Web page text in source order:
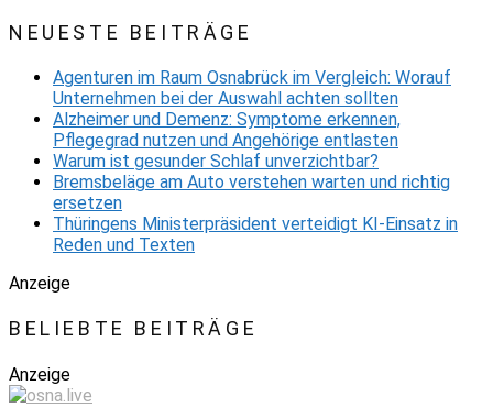
NEUESTE BEITRÄGE
Agenturen im Raum Osnabrück im Vergleich: Worauf
Unternehmen bei der Auswahl achten sollten
Alzheimer und Demenz: Symptome erkennen,
Pflegegrad nutzen und Angehörige entlasten
Warum ist gesunder Schlaf unverzichtbar?
Bremsbeläge am Auto verstehen warten und richtig
ersetzen
Thüringens Ministerpräsident verteidigt KI-Einsatz in
Reden und Texten
Anzeige
BELIEBTE BEITRÄGE
Anzeige